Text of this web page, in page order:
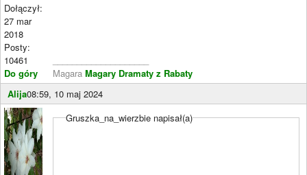
Dołączył:
27 mar
2018
Posty:
10461
Do góry
Magara Magary Dramaty z Rabaty
Alija08:59, 10 maj 2024
Gruszka_na_wierzbie napisał(a)